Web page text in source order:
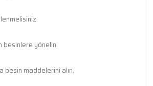
besinlere yönelin.
besin maddelerini alın.